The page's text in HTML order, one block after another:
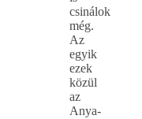
csinálok
még.
Az
egyik
ezek
közül
az
Anya-